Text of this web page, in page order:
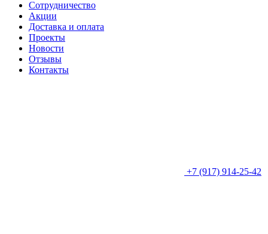
Сотрудничество
Акции
Доставка и оплата
Проекты
Новости
Отзывы
Контакты
+7 (917) 914-25-42